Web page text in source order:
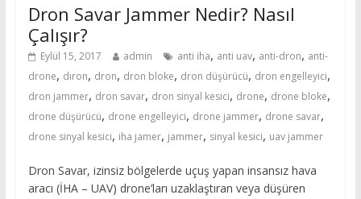
Dron Savar Jammer Nedir? Nasıl
Çalışır?
Eylül 15, 2017 admin anti iha, anti uav, anti-dron, anti-
drone, dıron, dron, dron bloke, dron düşürücü, dron engelleyici,
dron jammer, dron savar, dron sinyal kesici, drone, drone bloke,
drone düşürücü, drone engelleyici, drone jammer, drone savar,
drone sinyal kesici, iha jamer, jammer, sinyal kesici, uav jammer
Dron Savar, izinsiz bölgelerde uçuş yapan insansız hava
aracı (İHA – UAV) drone’ları uzaklaştıran veya düşüren